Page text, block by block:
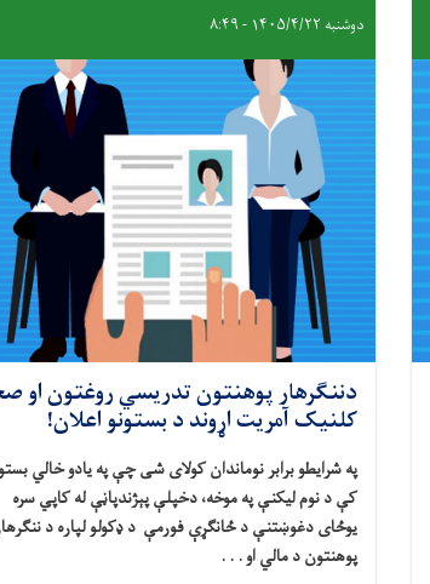
دوشنبه ۱۴۰۵/۴/۲۲ - ۸:۴۹
دننګرهار پوهنتون تدريسي روغتون او
کلنيک آمريت اړوند د بستونو اعلان!
په شرايطو برابر نوماندان کولای شی چې په يادو خالي
کې د نوم ليکنې په موخه، دخپلې پېژندپاڼې له کاپي سره
يوځای دغوښتنې د ځانګړې فورمې د ډکولو لپاره د
پوهنتون د مالي او . . .